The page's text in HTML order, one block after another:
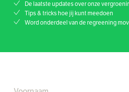
De laatste updates over onze
Tips & tricks hoe jij kunt meedoen
Word onderdeel van de regreening